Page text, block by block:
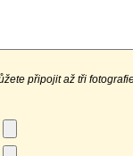
připojit až tři